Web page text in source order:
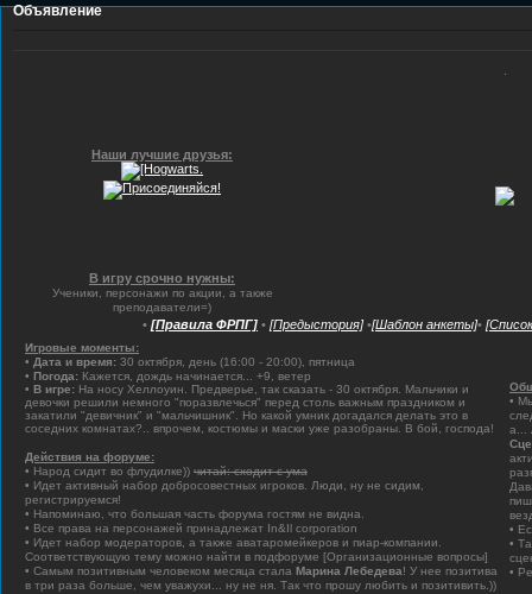
Объявление
Наши лучшие друзья:
В игру срочно нужны:
Ученики, персонажи по акции, а также
преподаватели=)
• [Правила ФРПГ] • [Предыстория]•[Шаблон анкеты]•
Игровые моменты:
• Дата и время: 30 октября, день (16:00 - 20:00), пятница
• Погода: Кажется, дождь начинается... +9, ветер
• В игре: На носу Хеллоуин. Предверье, так сказать - 30 октября. Мальчики и
девочки решили немного "поразвлечься" перед столь важным праздником и
закатили "девичник" и "мальчишник". Но какой умник догадался делать это в
соседних комнатах?.. впрочем, костюмы и маски уже разобраны. В бой, господа!
Действия на форуме:
• Народ сидит во флудилке)) читай: сходит с ума
• Идет активный набор добросовестных игроков. Люди, ну не сидим,
регистрируемся!
• Напоминаю, что большая часть форума гостям не видна.
• Все права на персонажей принадлежат In&Il corporation
• Идет набор модераторов, а также аватаромейкеров и пиар-компании.
Соответствующую тему можно найти в подфоруме [Организационные вопросы]
• Самым позитивным человеком месяца стала Марина Лебедева! У нее позитива
в три раза больше, чем уважухи... ну не ня. Так что прошу любить и позитивить.))
•
а...
•
•
•